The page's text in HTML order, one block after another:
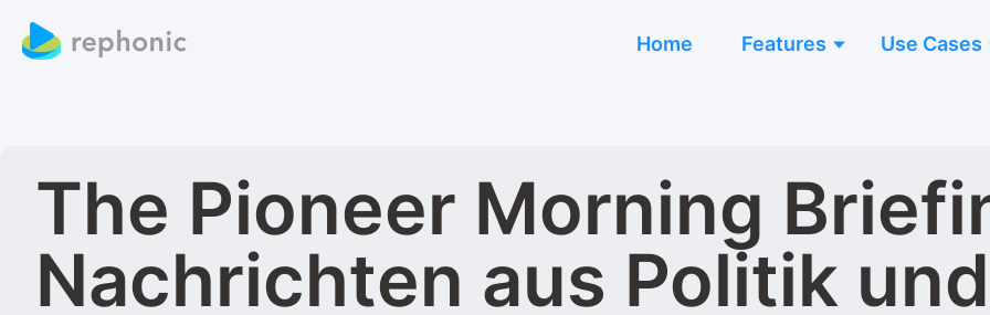
Home Features Use Cases
The Pioneer Morning
Nachrichten aus Politik